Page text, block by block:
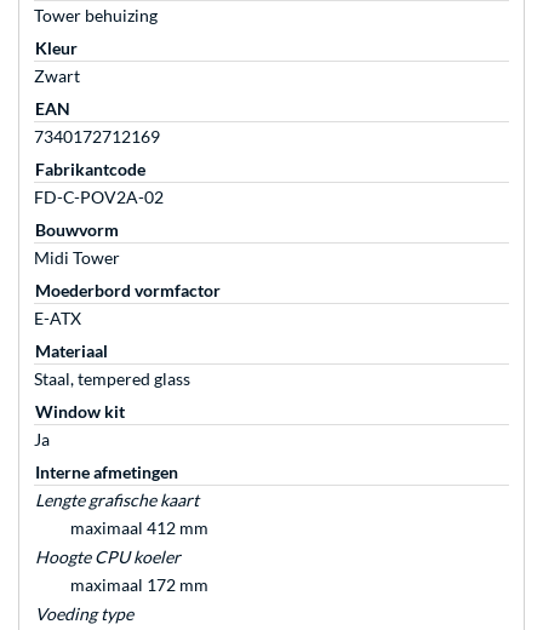
Tower behuizing
Kleur
Zwart
EAN
7340172712169
Fabrikantcode
FD-C-POV2A-02
Bouwvorm
Midi Tower
Moederbord vormfactor
E-ATX
Materiaal
Staal, tempered glass
Window kit
Ja
Interne afmetingen
Lengte grafische kaart
maximaal 412 mm
Hoogte CPU koeler
maximaal 172 mm
Voeding type